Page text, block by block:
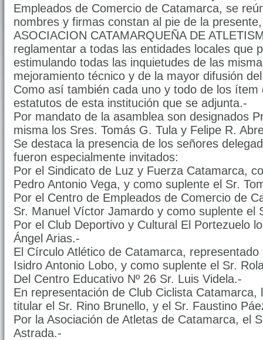
Empleados de Comercio de Catamarca, se
nombres y firmas constan al pie de la
ASOCIACION CATAMARQUEÑA DE
reglamentar a todas las entidades locales que
estimulando todas las inquietudes de las
mejoramiento técnico y de la mayor difusión
Como así también cada uno y todo de los
estatutos de esta institución que se adjunta.-
Por mandato de la asamblea son designados
misma los Sres. Tomás G. Tula y Felipe R.
Se destaca la presencia de los señores
fueron especialmente invitados:
Por el Sindicato de Luz y Fuerza Catamarca,
Pedro Antonio Vega, y como suplente el Sr.
Por el Centro de Empleados de Comercio de
Sr. Manuel Víctor Jamardo y como suplente el
Por el Club Deportivo y Cultural El Portezuelo
Ángel Arias.-
El Círculo Atlético de Catamarca,
Isidro Antonio Lobo, y como suplente el Sr.
Del Centro Educativo Nº 26 Sr. Luis Videla.-
En representación de Club Ciclista Catamarca,
titular el Sr. Rino Brunello, y el Sr. Faustino
Por la Asociación de Atletas de Catamarca, el
Astrada.-